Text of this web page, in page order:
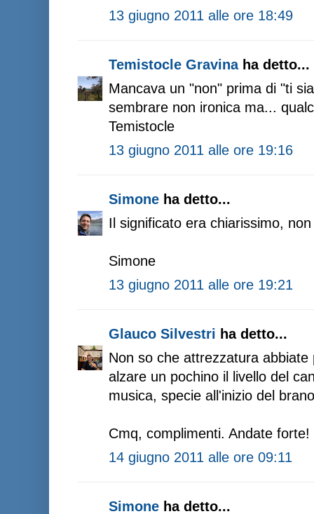
13 giugno 2011 alle ore 18:49
Temistocle Gravinaha detto...
Mancava un "non" prima di "ti
sembrare non ironica ma...
Temistocle
13 giugno 2011 alle ore 19:16
Simone ha detto...
Il significato era chiarissimo,
Simone
13 giugno 2011 alle ore 19:21
Glauco Silvestri ha detto...
Non so che attrezzatura
alzare un pochino il livello del
musica, specie all'inizio del
Cmq, complimenti. Andate forte!
14 giugno 2011 alle ore 09:11
Simone ha detto...